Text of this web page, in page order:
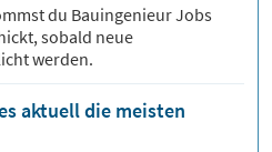
du BauingenieurJobs
sobald neue
werden.
aktuell die meisten